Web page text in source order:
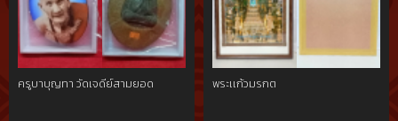
ครูบาบุญทา วัดเจดีย์สามยอด พระเเก้วมรกต